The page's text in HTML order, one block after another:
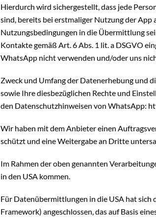
Hierdurch wird sichergestellt, dass jede
sind, bereits bei erstmaliger Nutzung der
Nutzungsbedingungen in die Übermittlung
Kontakte gemäß Art. 6 Abs. 1 lit. a DSGVO
WhatsApp nicht verwenden und/oder uns
Zweck und Umfang der Datenerhebung und
sowie Ihre diesbezüglichen Rechte und
den Datenschutzhinweisen von WhatsApp:
Wir haben mit dem Anbieter einen
schützt und eine Weitergabe an Dritte
Im Rahmen der oben genannten
in den USA kommen.
Für Datenübermittlungen in die USA hat sich
Framework) angeschlossen, das auf Basis